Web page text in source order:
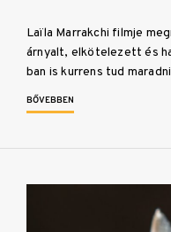
Laïla Marrakchi filmje
árnyalt, elkötelezett és
ban is kurrens tud
BŐVEBBEN